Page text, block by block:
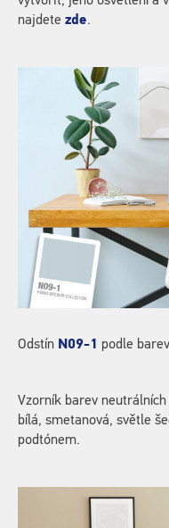
najdete zde.
Odstín N09-1 podle
Vzorník barev
bílá, smetanová, světle
podtónem.